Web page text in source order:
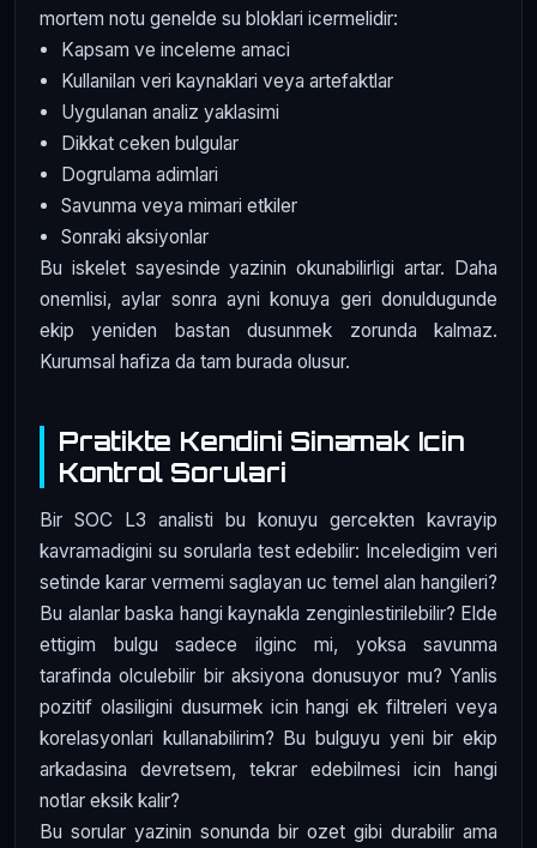
mortem notu genelde su bloklari icermelidir:
Kapsam ve inceleme amaci
Kullanilan veri kaynaklari veya artefaktlar
Uygulanan analiz yaklasimi
Dikkat ceken bulgular
Dogrulama adimlari
Savunma veya mimari etkiler
Sonraki aksiyonlar
Bu iskelet sayesinde yazinin okunabilirligi artar. Daha
onemlisi, aylar sonra ayni konuya geri donuldugunde
ekip yeniden bastan dusunmek zorunda kalmaz.
Kurumsal hafiza da tam burada olusur.
Pratikte Kendini Sinamak Icin
Kontrol Sorulari
Bir SOC L3 analisti bu konuyu gercekten kavrayip
kavramadigini su sorularla test edebilir: Inceledigim veri
setinde karar vermemi saglayan uc temel alan hangileri?
Bu alanlar baska hangi kaynakla zenginlestirilebilir? Elde
ettigim bulgu sadece ilginc mi, yoksa savunma
tarafinda olculebilir bir aksiyona donusuyor mu? Yanlis
pozitif olasiligini dusurmek icin hangi ek filtreleri veya
korelasyonlari kullanabilirim? Bu bulguyu yeni bir ekip
arkadasina devretsem, tekrar edebilmesi icin hangi
notlar eksik kalir?
Bu sorular yazinin sonunda bir ozet gibi durabilir ama